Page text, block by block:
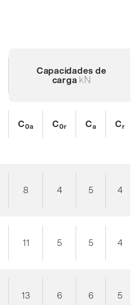
Capacidades de
carga kN
C0a C0r Ca Cr
8 4 5 4
11 5 5 4
13 6 6 5